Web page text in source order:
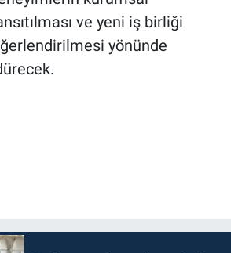
ve yeni iş birliği
yönünde